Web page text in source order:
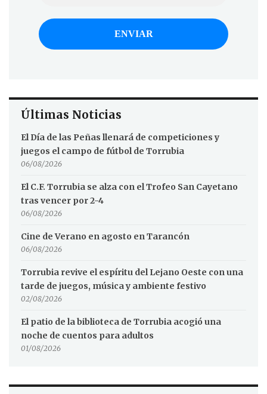
Últimas Noticias
El Día de las Peñas llenará de competiciones y
juegos el campo de fútbol de Torrubia
06/08/2026
El C.F. Torrubia se alza con el Trofeo San Cayetano
tras vencer por 2-4
06/08/2026
Cine de Verano en agosto en Tarancón
06/08/2026
Torrubia revive el espíritu del Lejano Oeste con una
tarde de juegos, música y ambiente festivo
02/08/2026
El patio de la biblioteca de Torrubia acogió una
noche de cuentos para adultos
01/08/2026